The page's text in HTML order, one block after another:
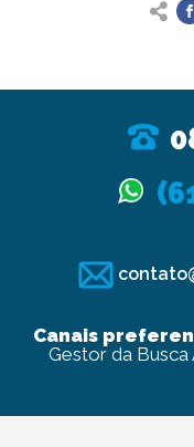
Canais
Gestor da Busca